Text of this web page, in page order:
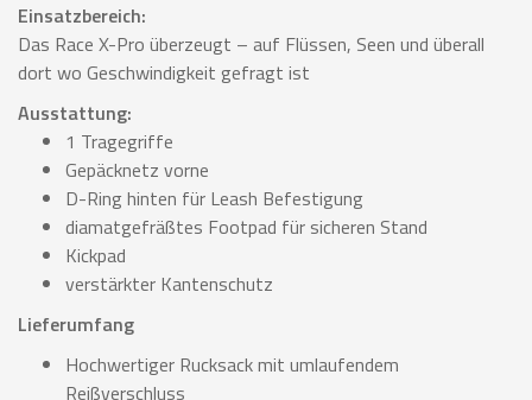
Einsatzbereich:
Das Race X-Pro überzeugt – auf Flüssen, Seen und überall
dort wo Geschwindigkeit gefragt ist
Ausstattung:
1 Tragegriffe
Gepäcknetz vorne
D-Ring hinten für Leash Befestigung
diamatgefräßtes Footpad für sicheren Stand
Kickpad
verstärkter Kantenschutz
Lieferumfang
Hochwertiger Rucksack mit umlaufendem
Reißverschluss